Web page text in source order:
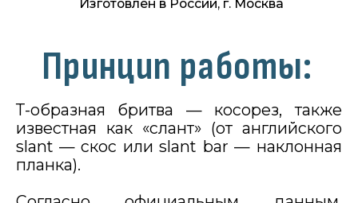
Если говорить о конкретных
преимуществах, которыми обладает
чистоту и мягкость бритья